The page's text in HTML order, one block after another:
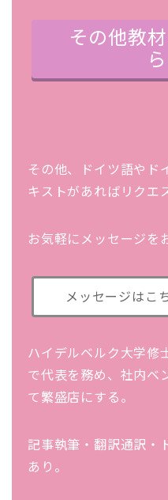
その他教
その他、ドイツ語やド
キストがあればリクエ
お気軽にメッセージを
メッセージはこ
ハイデルベルク大学修
で代表を務め、社内ベ
て繁盛店にする。
記事執筆・翻訳通訳・
あり。